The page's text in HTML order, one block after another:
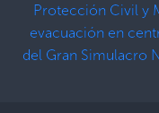
Protección Civil y
evacuación en
del Gran Simulacro